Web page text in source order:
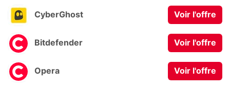
CyberGhost Voir l'offre
Bitdefender Voir l'offre
Opera Voir l'offre